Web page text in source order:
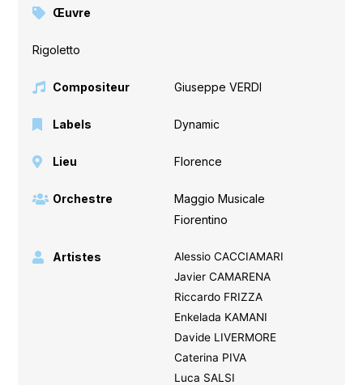
Œuvre
Rigoletto
Compositeur Giuseppe VERDI
Labels Dynamic
Lieu Florence
Orchestre
Maggio Musicale
Fiorentino
Artistes
Alessio CACCIAMARI
Javier CAMARENA
Riccardo FRIZZA
Enkelada KAMANI
Davide LIVERMORE
Caterina PIVA
Luca SALSI